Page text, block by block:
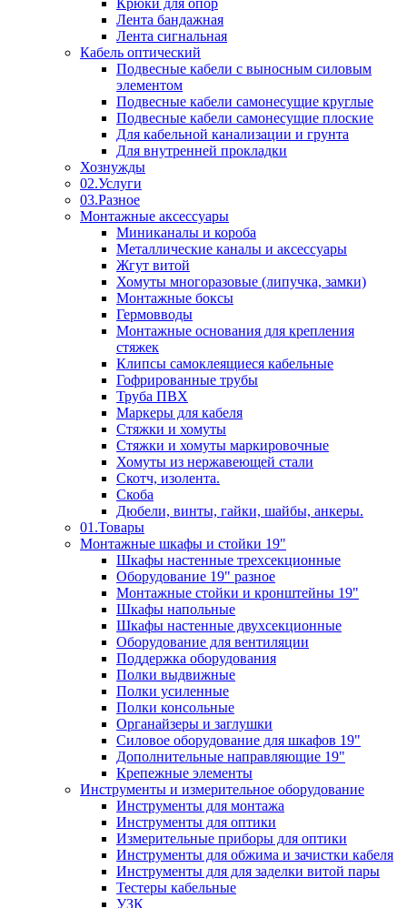
Крюки для опор
Лента бандажная
Лента сигнальная
Кабель оптический
Подвесные кабели с выносным силовым
элементом
Подвесные кабели самонесущие круглые
Подвесные кабели самонесущие плоские
Для кабельной канализации и грунта
Для внутренней прокладки
Хознужды
02.Услуги
03.Разное
Монтажные аксессуары
Миниканалы и короба
Металлические каналы и аксессуары
Жгут витой
Хомуты многоразовые (липучка, замки)
Монтажные боксы
Гермовводы
Монтажные основания для крепления
стяжек
Клипсы самоклеящиеся кабельные
Гофрированные трубы
Труба ПВХ
Маркеры для кабеля
Стяжки и хомуты
Стяжки и хомуты маркировочные
Хомуты из нержавеющей стали
Скотч, изолента.
Скоба
Дюбели, винты, гайки, шайбы, анкеры.
01.Товары
Монтажные шкафы и стойки 19"
Шкафы настенные трехсекционные
Оборудование 19" разное
Монтажные стойки и кронштейны 19"
Шкафы напольные
Шкафы настенные двухсекционные
Оборудование для вентиляции
Поддержка оборудования
Полки выдвижные
Полки усиленные
Полки консольные
Органайзеры и заглушки
Силовое оборудование для шкафов 19"
Дополнительные направляющие 19"
Крепежные элементы
Инструменты и измерительное оборудование
Инструменты для монтажа
Инструменты для оптики
Измерительные приборы для оптики
Инструменты для обжима и зачистки кабеля
Инструменты для для заделки витой пары
Тестеры кабельные
УЗК